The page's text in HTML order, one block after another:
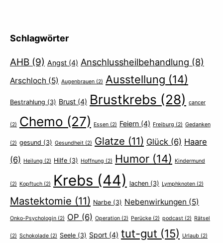
Schlagwörter
AHB (9) Angst (4) Anschlussheilbehandlung (8)
Arschloch (5) Augenbrauen (2) Ausstellung (14)
Bestrahlung (3) Brust (4) Brustkrebs (28) cancer
(2) Chemo (27) Essen (2) Feiern (4) Freiburg (2) Gedanken
(2) gesund (3) Gesundheit (2) Glatze (11) Glück (6) Haare
(6) Heilung (2) Hilfe (3) Hoffnung (2) Humor (14) Kindermund
(2) Kopftuch (2) Krebs (44) lachen (3) Lymphknoten (2)
Mastektomie (11) Narbe (3) Nebenwirkungen (5)
Onko-Psychologin (2) OP (6) Operation (2) Perücke (2) podcast (2) Rätsel
(2) Schokolade (2) Seele (3) Sport (4) tut-gut (15) Urlaub (2)